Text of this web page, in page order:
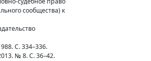
сообщества) к
С. 334–336.
№ 8. С. 36–42.